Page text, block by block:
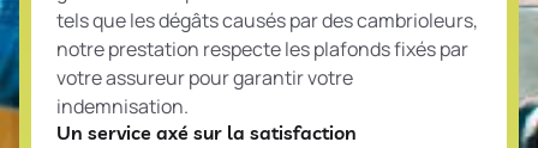
tels que les dégâts causés par des cambrioleurs,
notre prestation respecte les plafonds fixés par
votre assureur pour garantir votre
indemnisation.
Un service axé sur la satisfaction